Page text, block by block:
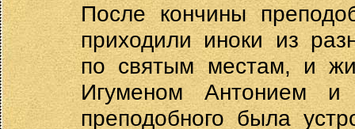
После кончины
приходили иноки из
по святым местам, и
Игуменом Антонием
преподобного была